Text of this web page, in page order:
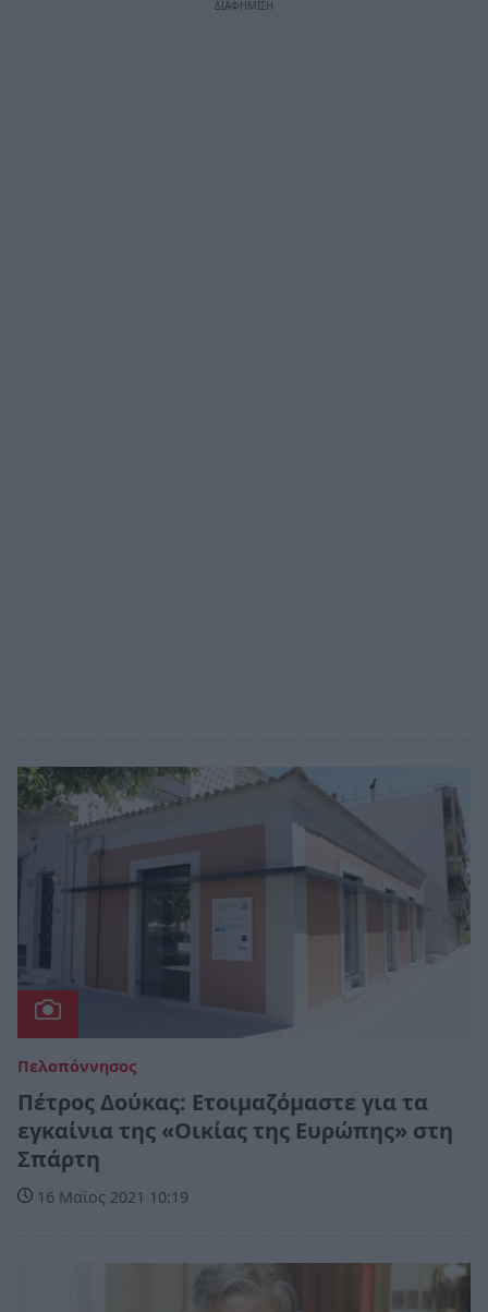
Πελοπόννησος
Πέτρος Δούκας: Ετοιμαζόμαστε για τα
εγκαίνια της «Οικίας της Ευρώπης» στη
Σπάρτη
16 Μαϊος 2021 10:19